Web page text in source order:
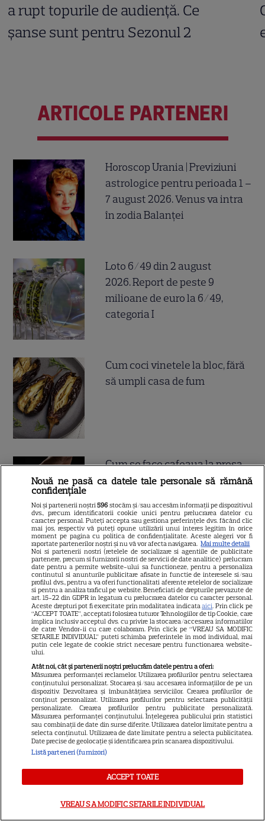
a rupt topurile de audiență. Ce
șanse sunt pentru Sezonul 2
ARTICOLE PARTENERI
Horoscop Urania | Previziuni
astrologice pentru perioada 1 –
7 august 2026. Venus va intra
în zodia Balanței
Loto 6/49 din 2 august
2026. Report de peste 9
milioane de euro la 6/49,
categoria I
Cum coci vinetele la bloc, fără
să umpli casa de fum
Cum se face cafeaua la presa
franceză – cum funcționează
ALTE ARTICOLE
INTERESANTE
5
CINEMA
Eli Roth revine cu „Omul cu
înghețata mortală”. Filmul
horror în care copiii devin
criminali după ce mănâncă
înghețată
VEDETE STRĂINE
aventura animată inspirată
dintr-un bestseller The New
Nouă ne pasă ca datele tale personale să rămână
confidențiale
Noi și partenerii noștri596 stocăm și/sau accesăm informații pe dispozitivul
dvs., precum identificatorii cookie unici pentru prelucrarea datelor cu
caracter personal. Puteți accepta sau gestiona preferințele dvs. făcând clic
mai jos, respectiv vă puteți opune utilizării unui interes legitim în orice
moment pe pagina cu politica de confidențialitate. Aceste alegeri vor fi
raportate partenerilor noștri și nu vă vor afecta navigarea. Mai multe detalii
Noi si partenerii nostri (retelele de socializare si agentiile de publicitate
partenere, precum si furnizorii nostri de servicii de date analitice) prelucram
date pentru a permite website-ului sa functioneze, pentru a personaliza
continutul si anunturile publicitare afisate in functie de interesele si/sau
profilul dvs., pentru a va oferi functionalitati aferente retelelor de socializare
si pentru a analiza traficul pe website. Beneficiati de drepturile prevazute de
art. 15-22 din GDPR in legatura cu prelucrarea datelor cu caracter personal.
Aceste drepturi pot fi exercitate prin modalitatea indicataaici. Prin click pe
“ACCEPT TOATE”, acceptati folosirea tuturor Tehnologiilor de tip Cookie, care
implica inclusiv acceptul dvs. cu privire la stocarea/accesarea informatiilor
de catre Vendor-ii cu care colaboram. Prin click pe “VREAU SA MODIFIC
SETARILE INDIVIDUAL” puteti schimba preferintele in mod individual, mai
putin cele legate de cookie strict necesare pentru functionarea website-
ului.
Atât noi, cât și partenerii noștri prelucrăm datele pentru a oferi:
Măsurarea performanței reclamelor. Utilizarea profilurilor pentru selectarea
conținutului personalizat. Stocarea și/sau accesarea informațiilor de pe un
dispozitiv. Dezvoltarea și îmbunătățirea serviciilor. Crearea profilurilor de
conținut personalizat. Utilizarea profilurilor pentru selectarea publicității
personalizate. Crearea profilurilor pentru publicitate personalizată.
Măsurarea performanței conținutului. Înțelegerea publicului prin statistici
sau combinații de date din surse diferite. Utilizarea datelor limitate pentru a
selecta conținutul. Utilizarea de date limitate pentru a selecta publicitatea.
Date precise de geolocație și identificarea prin scanarea dispozitivului.
Listă parteneri (furnizori)
ACCEPT TOATE
VREAU SA MODIFIC SETARILE INDIVIDUAL